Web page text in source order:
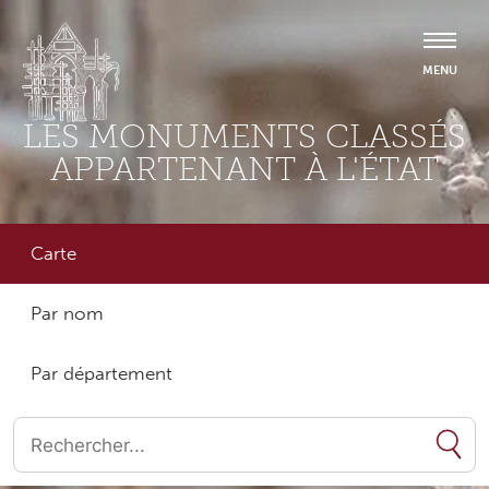
LES MONUMENTS CLASSÉS
APPARTENANT À L'ÉTAT
Carte
Par nom
Par département
Quand les résultats de l'auto-complétion sont disponibles,